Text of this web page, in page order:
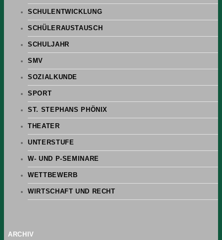
SCHULENTWICKLUNG
SCHÜLERAUSTAUSCH
SCHULJAHR
SMV
SOZIALKUNDE
SPORT
ST. STEPHANS PHÖNIX
THEATER
UNTERSTUFE
W- UND P-SEMINARE
WETTBEWERB
WIRTSCHAFT UND RECHT
ARCHIV